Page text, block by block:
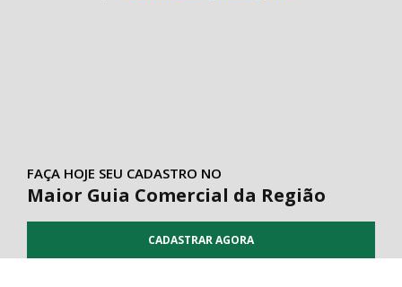
FAÇA HOJE SEU CADASTRO NO
Maior Guia Comercial da Região
CADASTRAR AGORA